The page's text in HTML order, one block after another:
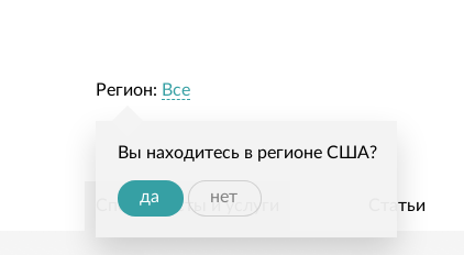
Регион: Все
Вы находитесь в регионе США?
да нет
Специалисты и услуги Статьи